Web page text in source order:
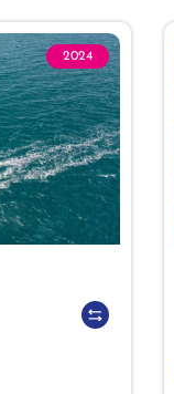
2024